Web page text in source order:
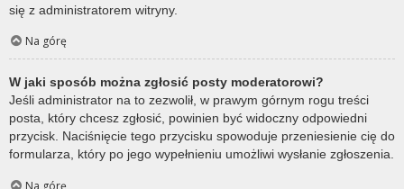
się z administratorem witryny.
Na górę
W jaki sposób można zgłosić posty moderatorowi?
Jeśli administrator na to zezwolił, w prawym górnym rogu treści
posta, który chcesz zgłosić, powinien być widoczny odpowiedni
przycisk. Naciśnięcie tego przycisku spowoduje przeniesienie cię do
formularza, który po jego wypełnieniu umożliwi wysłanie zgłoszenia.
Na górę